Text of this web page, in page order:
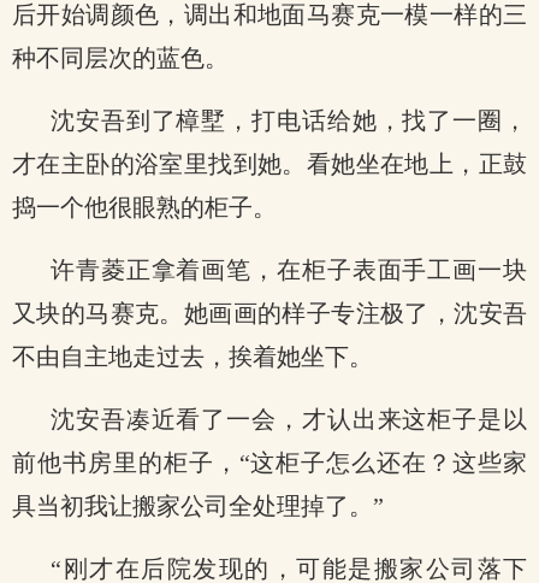
后开始调颜色，调出和地面马赛克一模一样的三
种不同层次的蓝色。
沈安吾到了樟墅，打电话给她，找了一圈，
才在主卧的浴室里找到她。看她坐在地上，正鼓
捣一个他很眼熟的柜子。
许青菱正拿着画笔，在柜子表面手工画一块
又块的马赛克。她画画的样子专注极了，沈安吾
不由自主地走过去，挨着她坐下。
沈安吾凑近看了一会，才认出来这柜子是以
前他书房里的柜子，“这柜子怎么还在？这些家
具当初我让搬家公司全处理掉了。”
“刚才在后院发现的，可能是搬家公司落下